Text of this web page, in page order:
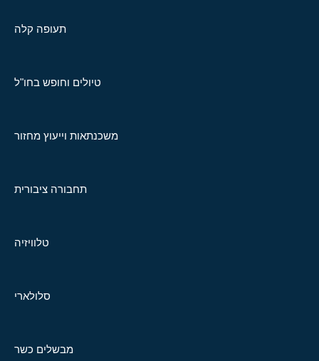
תעופה קלה
טיולים וחופש בחו"ל
משכנתאות וייעוץ מחזור
תחבורה ציבורית
טלוויזיה
סלולארי
מבשלים כשר